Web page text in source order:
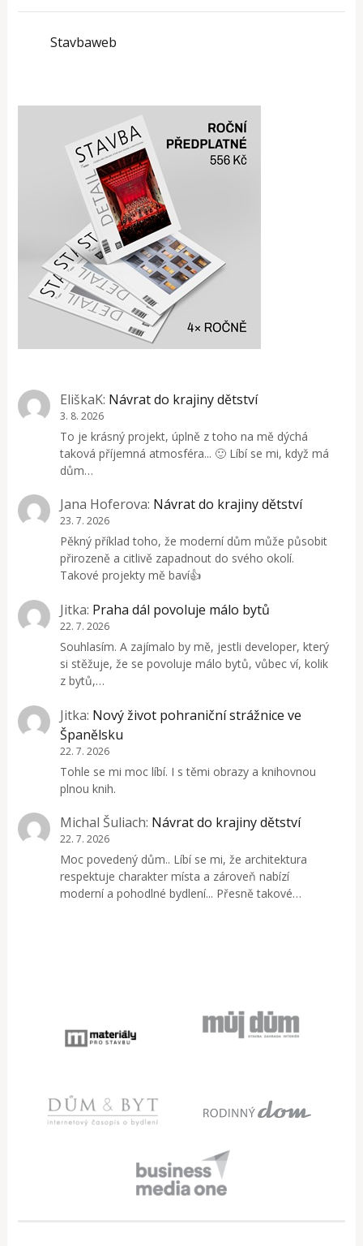
Stavbaweb
EliškaK: Návrat do krajiny dětství
3. 8. 2026
To je krásný projekt, úplně z toho na mě dýchá
taková příjemná atmosféra... 🙂 Líbí se mi, když má
dům…
Jana Hoferova: Návrat do krajiny dětství
23. 7. 2026
Pěkný příklad toho, že moderní dům může působit
přirozeně a citlivě zapadnout do svého okolí.
Takové projekty mě baví👍
Jitka: Praha dál povoluje málo bytů
22. 7. 2026
Souhlasím. A zajímalo by mě, jestli developer, který
si stěžuje, že se povoluje málo bytů, vůbec ví, kolik
z bytů,…
Jitka: Nový život pohraniční strážnice ve
Španělsku
22. 7. 2026
Tohle se mi moc líbí. I s těmi obrazy a knihovnou
plnou knih.
Michal Šuliach: Návrat do krajiny dětství
22. 7. 2026
Moc povedený dům.. Líbí se mi, že architektura
respektuje charakter místa a zároveň nabízí
moderní a pohodlné bydlení... Přesně takové…